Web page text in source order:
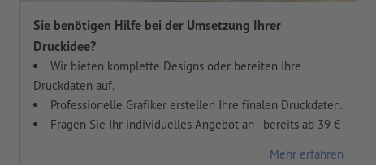
Sie benötigen Hilfe bei der Umsetzung Ihrer
Druckidee?
Wir bieten komplette Designs oder bereiten Ihre
Druckdaten auf.
Professionelle Grafiker erstellen Ihre finalen Druckdaten.
Fragen Sie Ihr individuelles Angebot an - bereits ab 39 €
Mehr erfahren